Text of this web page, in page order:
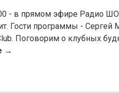
- в прямом эфире Радио
Гости программы -
Поговорим о клубных
→